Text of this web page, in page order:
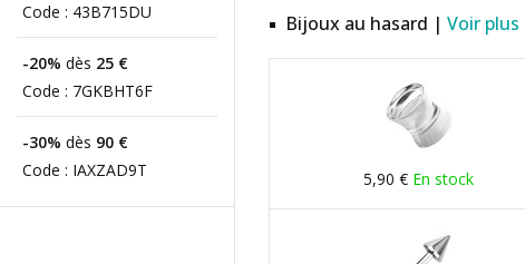
Code : 43B715DU
-20% dès 25 €
Code : 7GKBHT6F
-30% dès 90 €
Code : IAXZAD9T
Bijoux au hasard | Voir plus
5,90 € En stock